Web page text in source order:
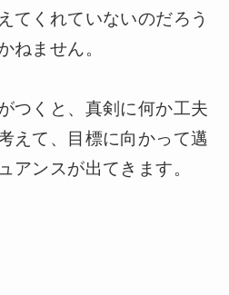
てくれていないのだろう
ねません。
つくと、真剣に何か工夫
えて、目標に向かって邁
アンスが出てきます。